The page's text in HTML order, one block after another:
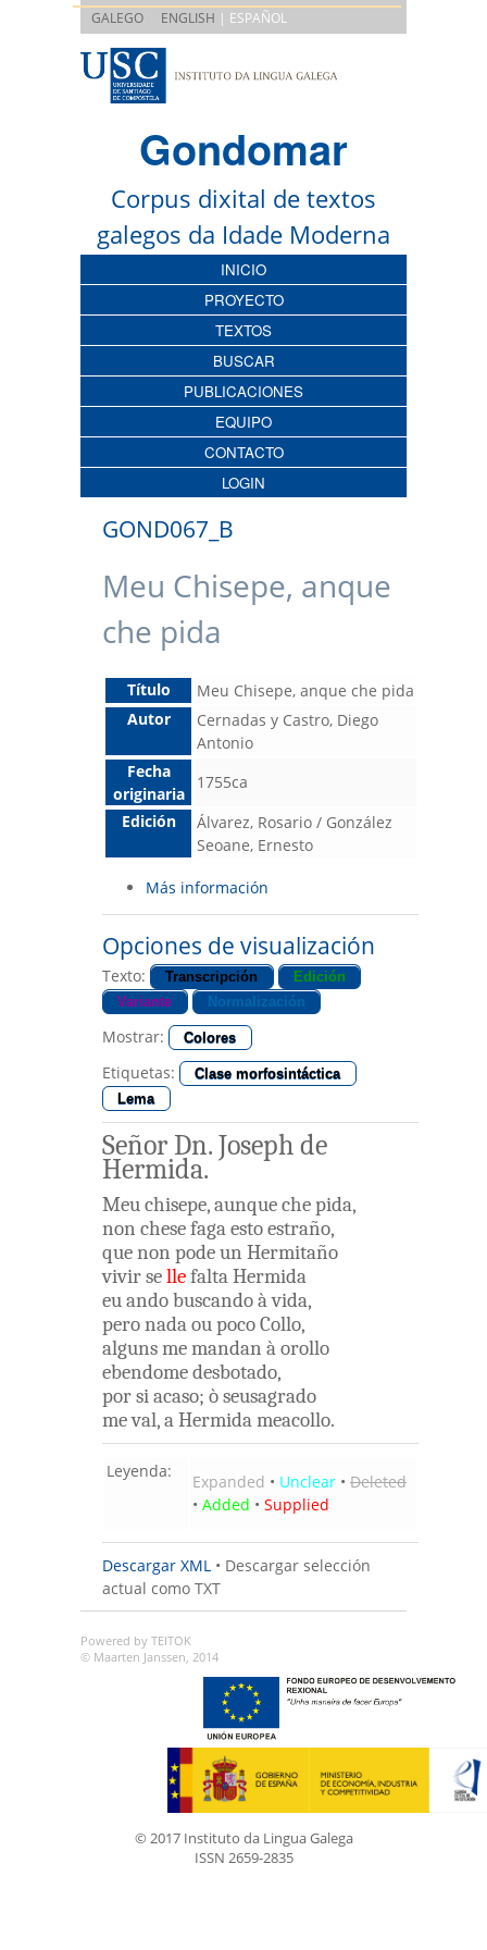
GALEGO ENGLISH | ESPAÑOL
Gondomar
Corpus dixital de textos
galegos da Idade Moderna
INICIO
PROYECTO
TEXTOS
BUSCAR
PUBLICACIONES
EQUIPO
CONTACTO
LOGIN
GOND067_B
Meu Chisepe, anque
che pida
Título
Meu Chisepe, anque che pida
Autor
Cernadas y Castro, Diego
Antonio
Fecha
originaria
1755ca
Edición
Álvarez, Rosario / González
Seoane, Ernesto
Más información
Opciones de visualización
Texto: Transcripción
Edición
Variante
Normalización
Mostrar: Colores
Etiquetas:
Clase morfosintáctica
Lema
Señor Dn.Josephde
Hermida.
Meuchisepe,aunquechepida,
non chesefagaestoestraño,
quenon podeun Hermitaño
vivirsellefaltaHermida
euandobuscandoàvida,
peronadaoupocoCollo,
algunsmemandan à orollo
ebendomedesbotado,
porsiacaso; òseusagrado
meval,aHermidameacollo.
Leyenda:
Expanded • Unclear • Deleted
• Added • Supplied
Descargar XML • Descargar selección
actual como TXT
Powered by TEITOK
© Maarten Janssen, 2014
© 2017 Instituto da Lingua Galega
ISSN 2659-2835